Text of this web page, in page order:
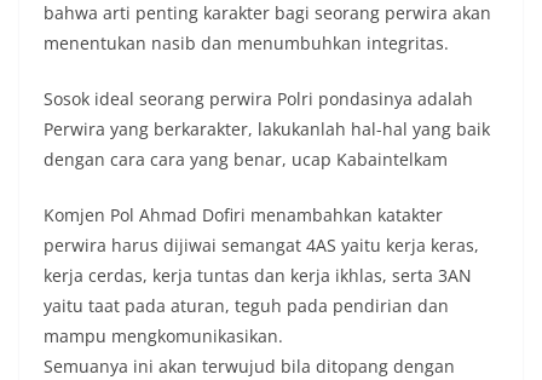
bahwa arti penting karakter bagi seorang perwira akan
menentukan nasib dan menumbuhkan integritas.
Sosok ideal seorang perwira Polri pondasinya adalah
Perwira yang berkarakter, lakukanlah hal-hal yang baik
dengan cara cara yang benar, ucap Kabaintelkam
Komjen Pol Ahmad Dofiri menambahkan katakter
perwira harus dijiwai semangat 4AS yaitu kerja keras,
kerja cerdas, kerja tuntas dan kerja ikhlas, serta 3AN
yaitu taat pada aturan, teguh pada pendirian dan
mampu mengkomunikasikan.
Semuanya ini akan terwujud bila ditopang dengan